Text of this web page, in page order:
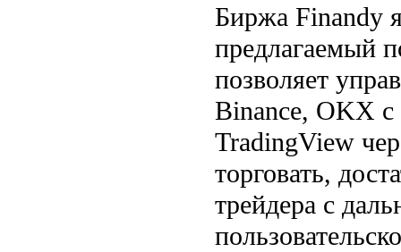
Биржа Finandy
предлагаемый
позволяет
Binance, OKX с
TradingView
торговать,
трейдера с